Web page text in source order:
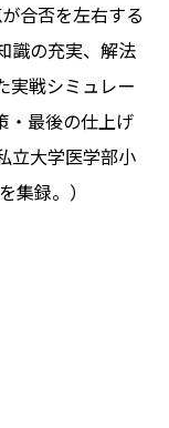
合否を左右する
識の充実、解法
実戦シミュレー
・最後の仕上げ
立大学医学部小
集録。）